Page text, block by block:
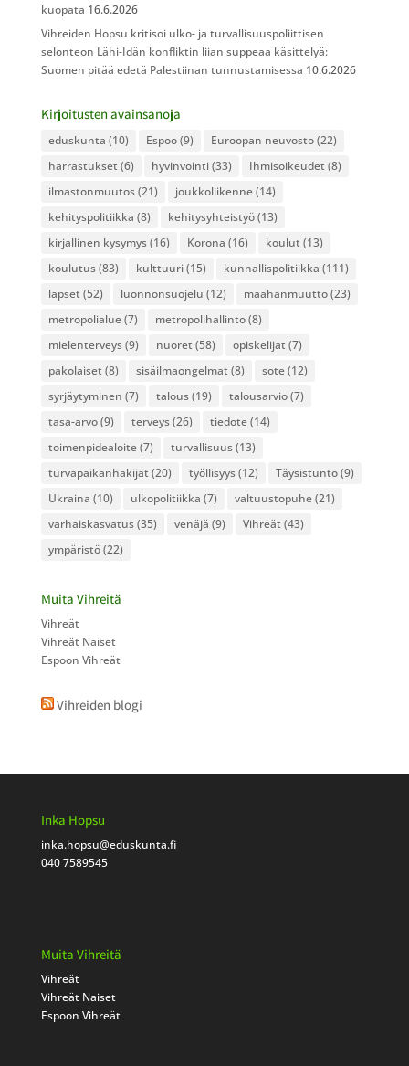
kuopata 16.6.2026
Vihreiden Hopsu kritisoi ulko- ja turvallisuuspoliittisen
selonteon Lähi-Idän konfliktin liian suppeaa käsittelyä:
Suomen pitää edetä Palestiinan tunnustamisessa 10.6.2026
Kirjoitusten avainsanoja
eduskunta (10) Espoo(9) Euroopan neuvosto(22)
harrastukset (6) hyvinvointi(33) Ihmisoikeudet (8)
ilmastonmuutos(21) joukkoliikenne(14)
kehityspolitiikka (8) kehitysyhteistyö(13)
kirjallinen kysymys(16) Korona (16) koulut (13)
koulutus(83) kulttuuri(15) kunnallispolitiikka (111)
lapset (52) luonnonsuojelu (12) maahanmuutto(23)
metropolialue(7) metropolihallinto(8)
mielenterveys(9) nuoret (58) opiskelijat (7)
pakolaiset (8) sisäilmaongelmat (8) sote(12)
syrjäytyminen (7) talous(19) talousarvio(7)
tasa-arvo(9) terveys(26) tiedote(14)
toimenpidealoite(7) turvallisuus(13)
turvapaikanhakijat (20) työllisyys(12) Täysistunto(9)
Ukraina (10) ulkopolitiikka (7) valtuustopuhe(21)
varhaiskasvatus(35) venäjä (9) Vihreät (43)
ympäristö(22)
Muita Vihreitä
Vihreät
Vihreät Naiset
Espoon Vihreät
Vihreiden blogi
Inka Hopsu
inka.hopsu@eduskunta.fi
040 7589545
Muita Vihreitä
Vihreät
Vihreät Naiset
Espoon Vihreät